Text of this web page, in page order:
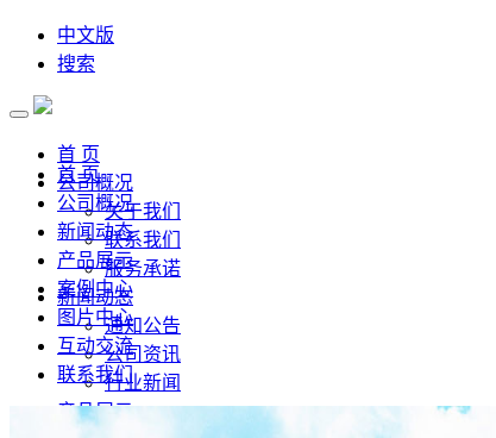
中文版
搜索
首 页
公司概况
关于我们
联系我们
服务承诺
新闻动态
通知公告
公司资讯
行业新闻
产品展示
首 页
公司概况
新闻动态
产品展示
案例中心
图片中心
互动交流
联系我们